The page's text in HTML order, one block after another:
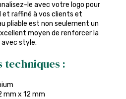
le avec votre logo pour
raffiné à vos clients et
pliable est non seulement un
moyen de renforcer la
style.
:
mm x 12 mm